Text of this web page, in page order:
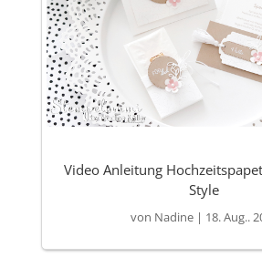
Video Anleitung
Style
von Nadine| 18. Aug..